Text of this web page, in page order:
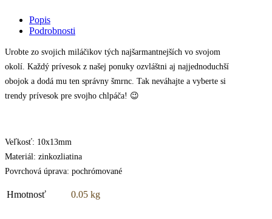
Popis
Podrobnosti
Urobte zo svojich miláčikov tých najšarmantnejších vo svojom
okolí. Každý prívesok z našej ponuky ozvláštni aj najjednoduchší
obojok a dodá mu ten správny šmrnc. Tak neváhajte a vyberte si
trendy prívesok pre svojho chlpáča! 😉
Veľkosť: 10x13mm
Materiál: zinkozliatina
Povrchová úprava: pochrómované
Hmotnosť 0.05 kg